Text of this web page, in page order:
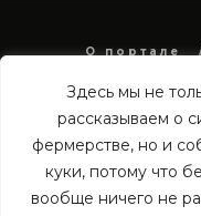
Здесь мы не
рассказываем о
фермерстве, но и
куки, потому что
вообще ничего не
О портале
в отношении
Согласие
city-